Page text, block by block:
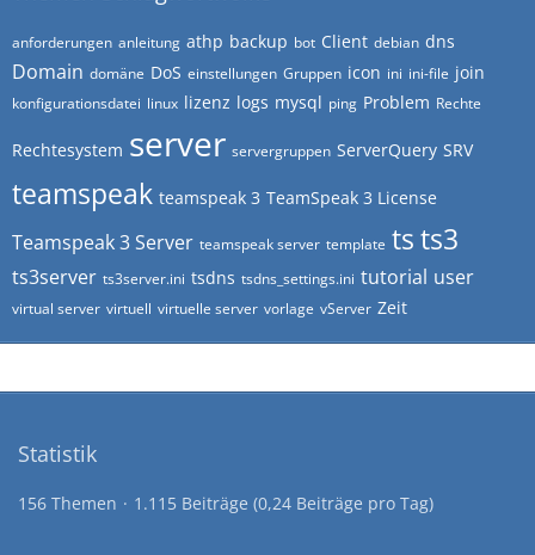
anforderungen anleitung athp backup bot Client debian dns
Domain domäne DoS einstellungen Gruppen icon ini ini-file join
konfigurationsdatei linux lizenz logs mysql ping Problem Rechte
Rechtesystem server servergruppen ServerQuery SRV
teamspeak teamspeak 3 TeamSpeak 3 License
Teamspeak 3 Server teamspeak server template tsts3
ts3server ts3server.ini tsdns tsdns_settings.ini tutorial user
virtual server virtuell virtuelle server vorlage vServer Zeit
Statistik
156 Themen 1.115 Beiträge (0,24 Beiträge pro Tag)